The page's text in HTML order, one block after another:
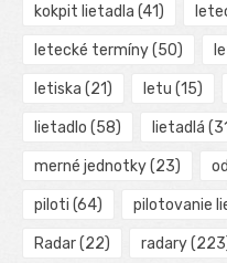
kokpit lietadla (41)
letecké termíny(50)
letiska (21) letu (15)
lietadlo (58) lietadlá
merné jednotky(23)
piloti (64) pilotovanie
Radar(22) radary